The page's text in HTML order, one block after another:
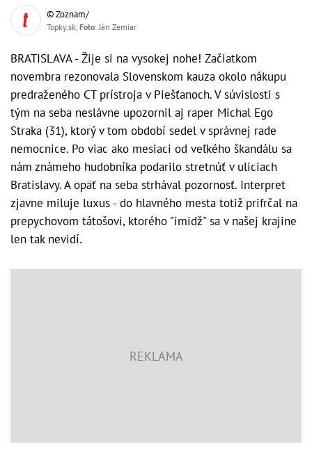
© Zoznam/
Topky.sk, Foto: Ján Zemiar
BRATISLAVA - Žije si na vysokej nohe! Začiatkom
novembra rezonovala Slovenskom kauza okolo nákupu
predraženého CT prístroja v Piešťanoch. V súvislosti s
tým na seba neslávne upozornil aj raper Michal Ego
Straka (31), ktorý v tom období sedel v správnej rade
nemocnice. Po viac ako mesiaci od veľkého škandálu sa
nám známeho hudobníka podarilo stretnúť v uliciach
Bratislavy. A opäť na seba strhával pozornosť. Interpret
zjavne miluje luxus - do hlavného mesta totiž prifrčal na
prepychovom tátošovi, ktorého "imidž" sa v našej krajine
len tak nevidí.